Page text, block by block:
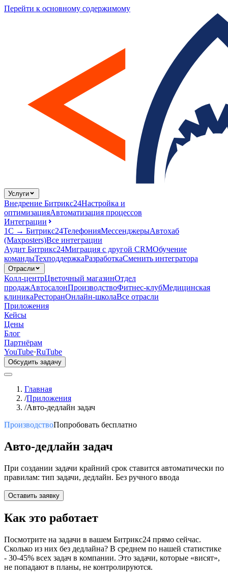
Перейти к основному содержимому
Услуги
Внедрение Битрикс24Настройка и
оптимизацияАвтоматизация процессов
Интеграции
1С → Битрикс24ТелефонияМессенджерыАвтохаб
(Maxposters)Все интеграции
Аудит Битрикс24Миграция с другой CRMОбучение
командыТехподдержкаРазработкаСменить интегратора
Отрасли
Колл-центрЦветочный магазинОтдел
продажАвтосалонПроизводствоФитнес-клубМедицинская
клиникаРесторанОнлайн-школаВсе отрасли
Приложения
Кейсы
Цены
Блог
Партнёрам
YouTube·RuTube
Обсудить задачу
Главная
/Приложения
/Авто-дедлайн задач
ПроизводствоПопробовать бесплатно
Авто-дедлайн задач
При создании задачи крайний срок ставится автоматически по
правилам: тип задачи, дедлайн. Без ручного ввода
Оставить заявку
Как это работает
Посмотрите на задачи в вашем Битрикс24 прямо сейчас.
Сколько из них без дедлайна? В среднем по нашей статистике
- 30-45% всех задач в компании. Это задачи, которые «висят»,
не попадают в планы, не контролируются.